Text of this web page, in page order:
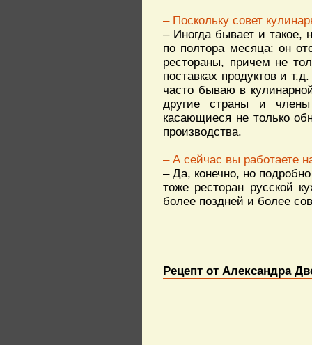
– Поскольку совет
– Иногда бывает и такое,
по полтора месяца: он
рестораны, причем не
поставках продуктов и
часто бываю в
другие страны и члены
касающиеся не только
производства.
– А сейчас вы работаете
– Да, конечно, но
тоже ресторан русской
более поздней и более
Рецепт от Александра